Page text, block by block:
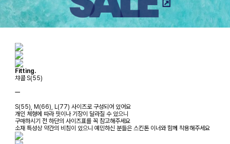
Fitting.
챠콜 S(55)
ㅡ
S(55), M(66), L(77) 사이즈로 구성되어 있어요
개인 체형에 따라 핏이나 기장이 달라질 수 있으니
구매하시기 전 하단의 사이즈표를 꼭 참고해주세요
소재 특성상 약간의 비침이 있으니 예민하신 분들은 스킨톤 이너와 함께 착용해주세요